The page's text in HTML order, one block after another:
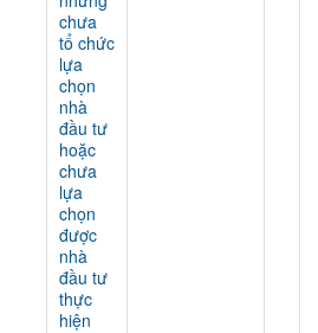
chưa
tổ chức
lựa
chọn
nhà
đầu tư
hoặc
chưa
lựa
chọn
được
nhà
đầu tư
thực
hiện